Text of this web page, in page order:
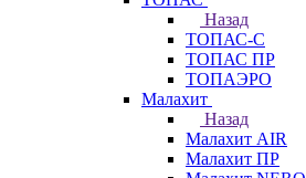
Назад
ТОПАС-С
ТОПАС ПР
ТОПАЭРО
Малахит
Назад
Малахит AIR
Малахит ПР